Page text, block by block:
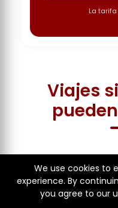
La
Viajes
We use cookies to
experience. By
you agree to our